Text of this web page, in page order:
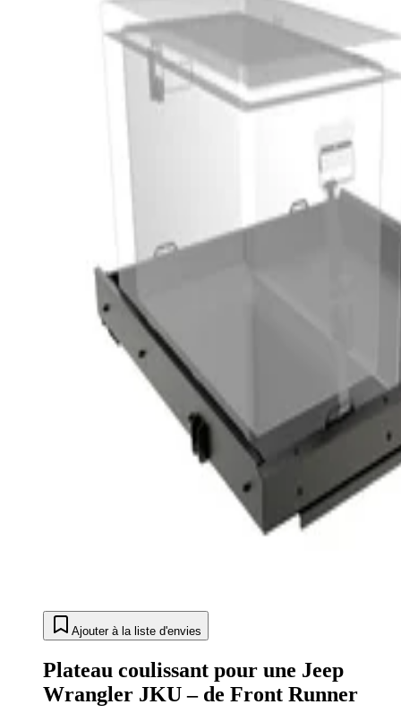
Ajouter à la liste d'envies
Plateau coulissant pour une Jeep
Wrangler JKU – de Front Runner